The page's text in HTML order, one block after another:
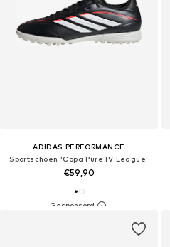
ADIDAS PERFORMANCE
Sportschoen 'Copa Pure IV League'
€59,90